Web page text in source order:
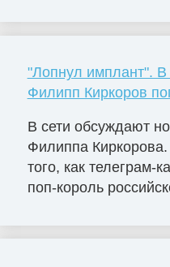
"Лопнул имплант". В
Филипп Киркоров
В сети обсуждают
Филиппа
того, как телеграм-
поп-король